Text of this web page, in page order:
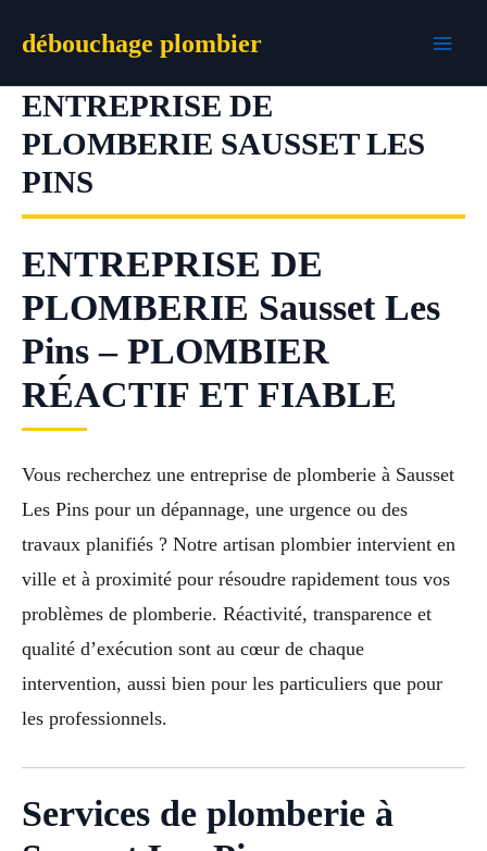
débouchage plombier
ENTREPRISE DE
PLOMBERIE SAUSSET LES
PINS
ENTREPRISE DE
PLOMBERIE Sausset Les
Pins – PLOMBIER
RÉACTIF ET FIABLE
Vous recherchez une entreprise de plomberie à Sausset
Les Pins pour un dépannage, une urgence ou des
travaux planifiés ? Notre artisan plombier intervient en
ville et à proximité pour résoudre rapidement tous vos
problèmes de plomberie. Réactivité, transparence et
qualité d’exécution sont au cœur de chaque
intervention, aussi bien pour les particuliers que pour
les professionnels.
Services de plomberie à